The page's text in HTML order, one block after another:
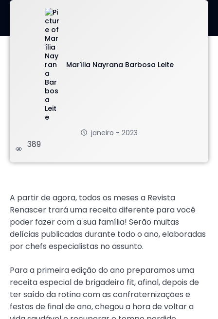
Marília Nayrana Barbosa Leite
janeiro - 2023
389
A partir de agora, todos os meses a Revista
Renascer trará uma receita diferente para você
poder fazer com a sua família! Serão muitas
delícias publicadas durante todo o ano, elaboradas
por chefs especialistas no assunto.
Para a primeira edição do ano preparamos uma
receita especial de brigadeiro fit, afinal, depois de
ter saído da rotina com as confraternizações e
festas de final de ano, chegou a hora de voltar a